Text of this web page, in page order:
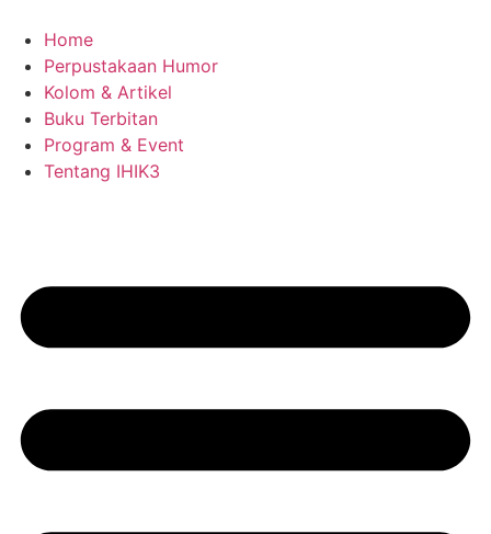
content
Home
Perpustakaan Humor
Kolom & Artikel
Buku Terbitan
Program & Event
Tentang IHIK3